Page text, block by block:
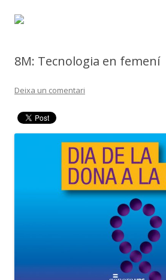
8M: Tecnologia en femení
Deixa un comentari